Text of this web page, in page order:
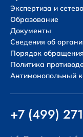
Экспертиза и
Образование
Документы
Сведения об
Порядок
Политика
Антимонопольный
+7 (499)